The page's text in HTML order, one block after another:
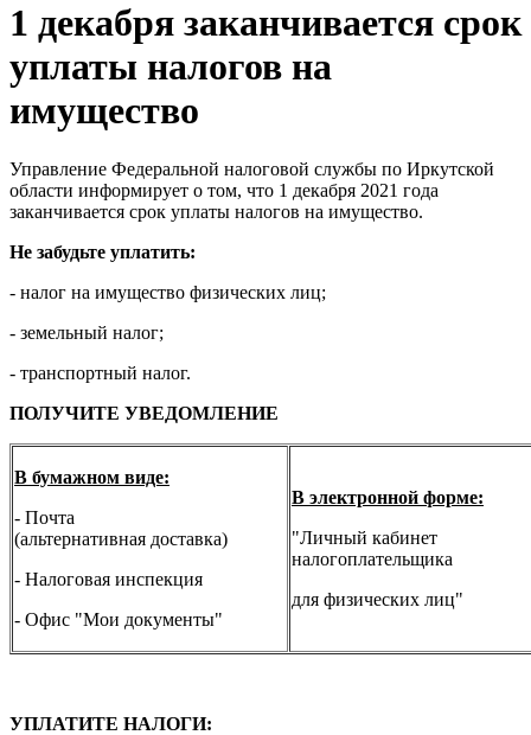
1 декабря заканчивается срок
уплаты налогов на
имущество
Управление Федеральной налоговой службы по Иркутской
области информирует о том, что 1 декабря 2021 года
заканчивается срок уплаты налогов на имущество.
Не забудьте уплатить:
- налог на имущество физических лиц;
- земельный налог;
- транспортный налог.
ПОЛУЧИТЕ УВЕДОМЛЕНИЕ
В бумажном виде:
- Почта
(альтернативная доставка)
- Налоговая инспекция
- Офис "Мои документы"
В электронной форме:
"Личный кабинет
налогоплательщика
для физических лиц"
УПЛАТИТЕ НАЛОГИ: